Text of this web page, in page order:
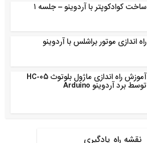
ساخت کوادکوپتر با آردوینو – جلسه ۱
راه اندازی موتور براشلس با آردوینو
آموزش راه اندازی ماژول بلوتوث HC-05
توسط برد آردوینو Arduino
نقشه راه یادگیری